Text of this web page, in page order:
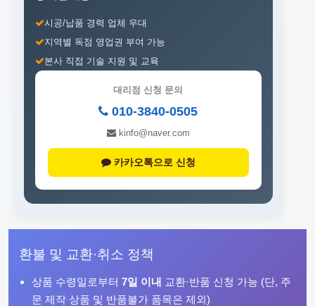
시공/납품 경력 업체 우대
지역별 독점 영업권 부여 가능
본사 직접 기술 지원 및 교육
대리점 신청 문의
010-3840-0505
kinfo@naver.com
카카오톡으로 신청
환불 및 교환·취소 정책
상품 수령일로부터 7일 이내 교환·반품 신청 가능 (단, 주
문 제작 상품 및 반품불가 품목은 제외)